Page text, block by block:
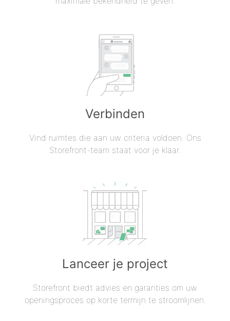
Verbinden
Vind ruimtes die aan uw criteria voldoen. Ons
Storefront-team staat voor je klaar.
Lanceer je project
Storefront biedt advies en garanties om uw
openingsproces op korte termijn te stroomlijnen.